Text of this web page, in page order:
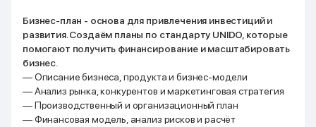
Бизнес-план - основа для привлечения инвестиций и
развития. Создаём планы по стандарту UNIDO, которые
помогают получить финансирование и масштабировать
бизнес.
— Описание бизнеса, продукта и бизнес-модели
— Анализ рынка, конкурентов и маркетинговая стратегия
— Производственный и организационный план
— Финансовая модель, анализ рисков и расчёт